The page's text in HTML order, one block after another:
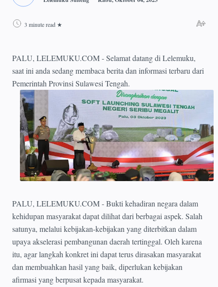
3 minute read
PALU, LELEMUKU.COM - Selamat datang di Lelemuku,
saat ini anda sedang membaca berita dan informasi terbaru dari
Pemerintah Provinsi Sulawesi Tengah.
PALU, LELEMUKU.COM - Bukti kehadiran negara dalam
kehidupan masyarakat dapat dilihat dari berbagai aspek. Salah
satunya, melalui kebijakan-kebijakan yang diterbitkan dalam
upaya akselerasi pembangunan daerah tertinggal. Oleh karena
itu, agar langkah konkret ini dapat terus dirasakan masyarakat
dan membuahkan hasil yang baik, diperlukan kebijakan
afirmasi yang berpusat kepada masyarakat.